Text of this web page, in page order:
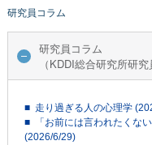
研究員コラム
研究員コラム
（KDDI総合研究所研究
■ 走り過ぎる人の心理学
■ 「お前には言われたくな
(2026/6/29)